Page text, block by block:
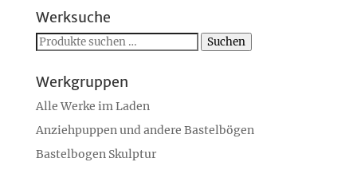
Werksuche
Suchen
Suchen
Werkgruppen
Alle Werke im Laden
Anziehpuppen und andere Bastelbögen
Bastelbogen Skulptur